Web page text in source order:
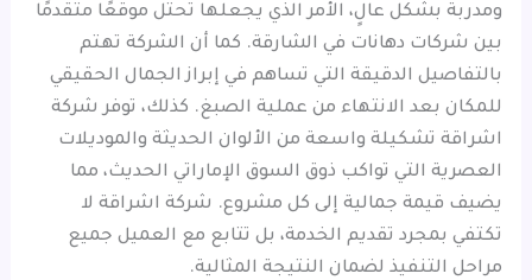
ومدربة بشكل عالٍ، الأمر الذي يجعلها تحتل موقعًا متقدمًا
بين شركات دهانات في الشارقة. كما أن الشركة تهتم
بالتفاصيل الدقيقة التي تساهم في إبراز الجمال الحقيقي
للمكان بعد الانتهاء من عملية الصبغ. كذلك، توفر شركة
اشراقة تشكيلة واسعة من الألوان الحديثة والموديلات
العصرية التي تواكب ذوق السوق الإماراتي الحديث، مما
يضيف قيمة جمالية إلى كل مشروع. شركة اشراقة لا
تكتفي بمجرد تقديم الخدمة، بل تتابع مع العميل جميع
مراحل التنفيذ لضمان النتيجة المثالية.